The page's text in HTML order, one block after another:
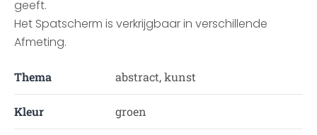
geeft.
Het Spatscherm is verkrijgbaar in verschillende
Afmeting.
Thema abstract, kunst
Kleur groen